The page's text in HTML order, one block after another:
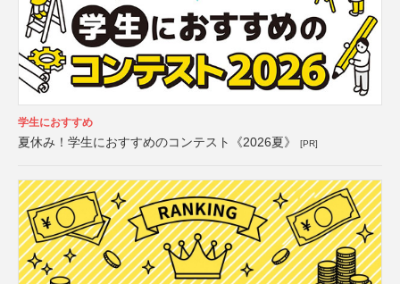
学生におすすめ
夏休み！学生におすすめのコンテスト《2026夏》 [PR]